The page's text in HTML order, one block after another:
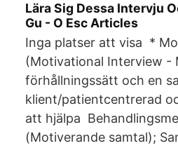
Lära Sig Dessa Intervju
Gu - O Esc Articles
Inga platser att visa *
(Motivational Interview -
förhållningssätt och en
klient/patientcentrerad
att hjälpa
(Motiverande samtal);